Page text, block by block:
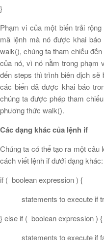
}
Phạm vi của một biến trải
mã lệnh mà nó được khai
walk(), chúng ta tham chiếu
của nó, vì nó nằm trong phạm
đến steps thì trình biên dịch sẽ
các biến đã được khai báo
chúng ta được phép tham
phương thức walk().
Các dạng khác của lệnh if
Chúng ta có thể tạo ra một câu
cách viết lệnh if dưới dạng khác:
if ( boolean expression ) {
statements to execute if
} else if ( boolean expression ) {
statements to execute if